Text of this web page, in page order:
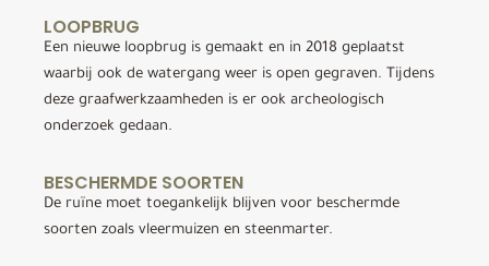
LOOPBRUG
Een nieuwe loopbrug is gemaakt en in 2018 geplaatst
waarbij ook de watergang weer is open gegraven. Tijdens
deze graafwerkzaamheden is er ook archeologisch
onderzoek gedaan.
BESCHERMDE SOORTEN
De ruïne moet toegankelijk blijven voor beschermde
soorten zoals vleermuizen en steenmarter.